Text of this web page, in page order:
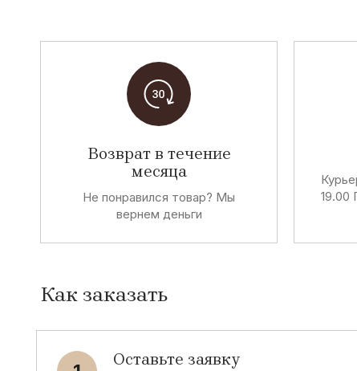
Возврат в течение
месяца
Не понравился товар? Мы
вернем деньги
19.00
Как заказать
Оставьте заявку